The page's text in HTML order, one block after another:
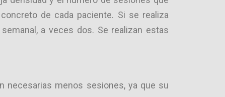
de cada paciente. Si se realiza
a veces dos. Se realizan estas
necesarias menos sesiones, ya que su